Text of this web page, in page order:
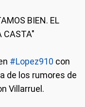
BIEN. EL
CASTA"
#Lopez910 con
de los rumores de
Villarruel.